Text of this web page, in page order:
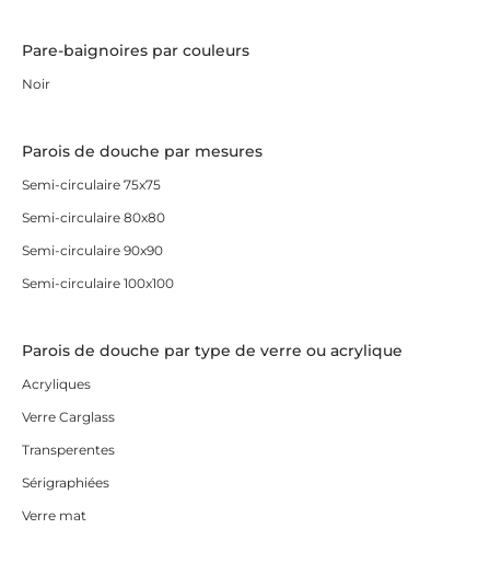
Pare-baignoires par couleurs
Noir
Parois de douche par mesures
Semi-circulaire 75x75
Semi-circulaire 80x80
Semi-circulaire 90x90
Semi-circulaire 100x100
Parois de douche par type de verre ou acrylique
Acryliques
Verre Carglass
Transperentes
Sérigraphiées
Verre mat